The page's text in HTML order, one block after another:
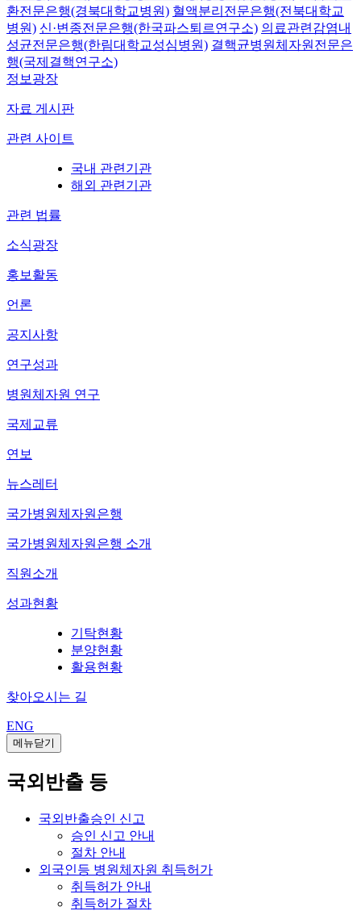
환전문은행(경북대학교병원) 혈액분리전문은행(전북대학교
병원) 신·변종전문은행(한국파스퇴르연구소) 의료관련감염내
성균전문은행(한림대학교성심병원) 결핵균병원체자원전문은
행(국제결핵연구소)
정보광장
자료 게시판
관련 사이트
국내 관련기관
해외 관련기관
관련 법률
소식광장
홍보활동
언론
공지사항
연구성과
병원체자원 연구
국제교류
연보
뉴스레터
국가병원체자원은행
국가병원체자원은행 소개
직원소개
성과현황
기탁현황
분양현황
활용현황
찾아오시는 길
ENG
메뉴닫기
국외반출 등
국외반출승인 신고
승인 신고 안내
절차 안내
외국인등 병원체자원 취득허가
취득허가 안내
취득허가 절차